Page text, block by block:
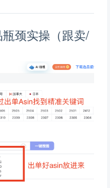
颈实操（跟卖/